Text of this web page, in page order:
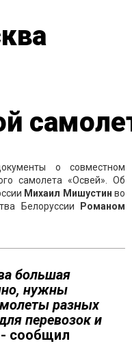
о совместном
самолета «Освей». Об
Михаил Мишустин во
Белоруссии
Романом
большая
нужны
разных
перевозок и
сообщил